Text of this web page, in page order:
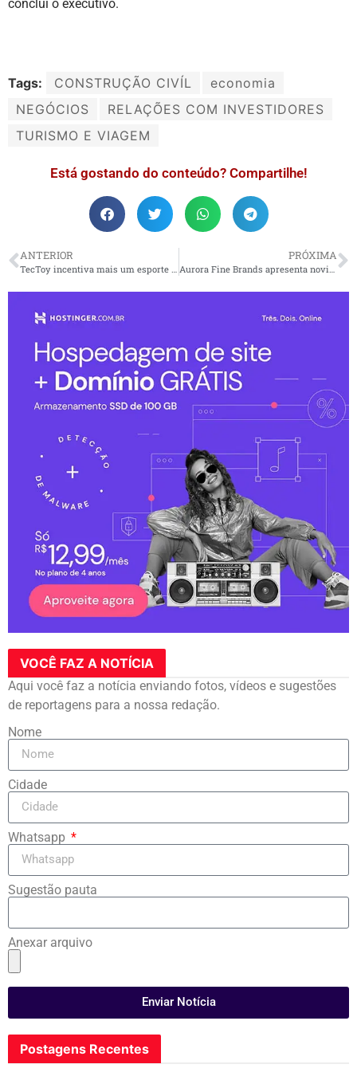
conclui o executivo.
Tags: CONSTRUÇÃO CIVÍL
economia
NEGÓCIOS
RELAÇÕES COM INVESTIDORES
TURISMO E VIAGEM
Está gostando do conteúdo? Compartilhe!
ANTERIOR PRÓXIMA
VOCÊ FAZ A NOTÍCIA
Aqui você faz a notícia enviando fotos, vídeos e sugestões
de reportagens para a nossa redação.
Nome
Cidade
Whatsapp
Sugestão pauta
Anexar arquivo
Enviar Notícia
Postagens Recentes